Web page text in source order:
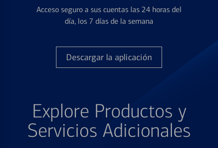
Acceso seguro a sus cuentas las 24 horas del
día, los 7 días de la semana
Descargar la aplicación
Explore Productos y
Servicios Adicionales